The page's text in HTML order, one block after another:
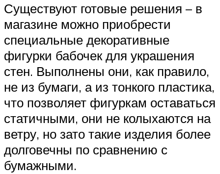
Существуют готовые решения – в
магазине можно приобрести
специальные декоративные
фигурки бабочек для украшения
стен. Выполнены они, как правило,
не из бумаги, а из тонкого пластика,
что позволяет фигуркам оставаться
статичными, они не колыхаются на
ветру, но зато такие изделия более
долговечны по сравнению с
бумажными.